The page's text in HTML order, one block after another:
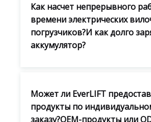
Как насчет непрерывного
времени электрических
погрузчиков?И как долго
аккумулятор?
Может ли EverLIFT
продукты по
заказу?OEM-продукты или